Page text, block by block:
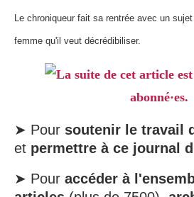
Le chroniqueur fait sa rentrée avec un
femme qu'il veut décrédibiliser.
La suite de cet article
abonné·es.
➤ Pour soutenir le travail
et permettre à ce journal
➤ Pour accéder à